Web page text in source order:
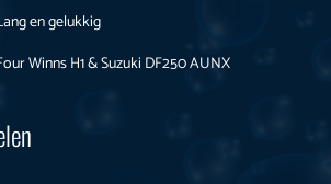
en gelukkig
Winns H1 & Suzuki DF250 AUNX